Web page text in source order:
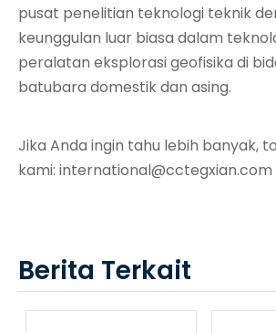
pusat penelitian teknologi teknik
keunggulan luar biasa dalam
peralatan eksplorasi geofisika di
batubara domestik dan asing.
Jika Anda ingin tahu lebih banyak,
kami: international@cctegxian.com
Berita Terkait